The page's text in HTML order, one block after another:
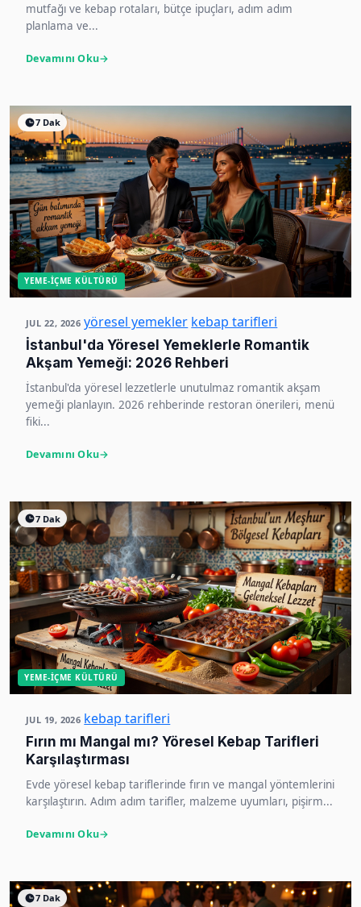
mutfağı ve kebap rotaları, bütçe ipuçları, adım adım
planlama ve...
Devamını Oku
7 Dak
YEME-İÇME KÜLTÜRÜ
JUL 22, 2026 yöresel yemekler kebap tarifleri
İstanbul'da Yöresel Yemeklerle Romantik
Akşam Yemeği: 2026 Rehberi
İstanbul'da yöresel lezzetlerle unutulmaz romantik akşam
yemeği planlayın. 2026 rehberinde restoran önerileri, menü
fiki...
Devamını Oku
7 Dak
YEME-İÇME KÜLTÜRÜ
JUL 19, 2026 kebap tarifleri
Fırın mı Mangal mı? Yöresel Kebap Tarifleri
Karşılaştırması
Evde yöresel kebap tariflerinde fırın ve mangal yöntemlerini
karşılaştırın. Adım adım tarifler, malzeme uyumları, pişirm...
Devamını Oku
7 Dak